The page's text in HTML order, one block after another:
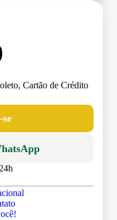
Cartão de Crédito